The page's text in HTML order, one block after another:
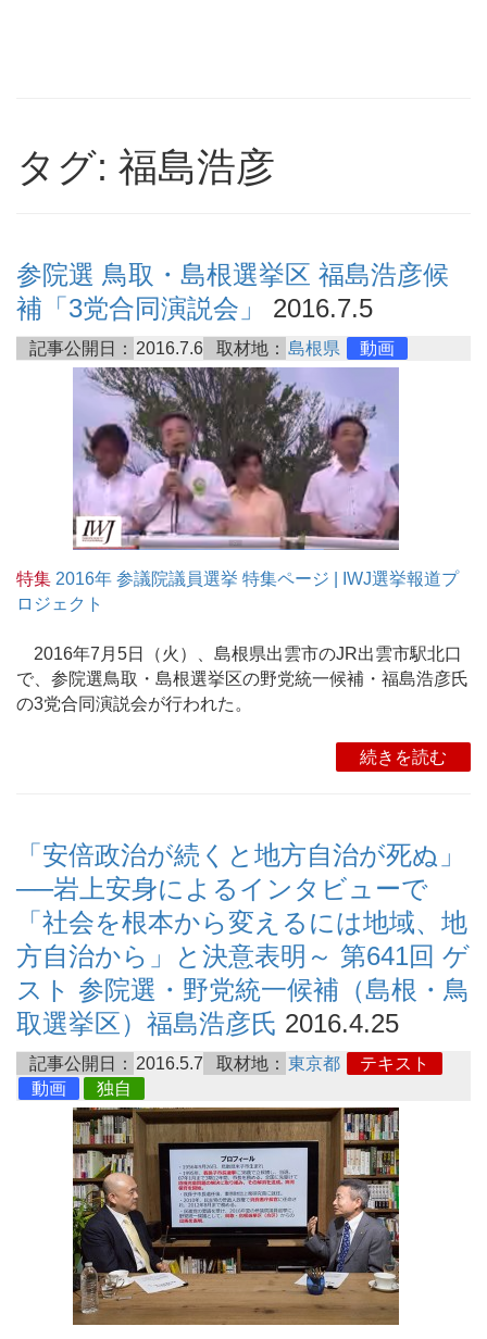
タグ: 福島浩彦
参院選 鳥取・島根選挙区 福島浩彦候
補「3党合同演説会」
2016.7.5
記事公開日： 2016.7.6 取材地： 島根県 動画
特集 2016年 参議院議員選挙 特集ページ | IWJ選挙報道プ
ロジェクト
2016年7月5日（火）、島根県出雲市のJR出雲市駅北口
で、参院選鳥取・島根選挙区の野党統一候補・福島浩彦氏
の3党合同演説会が行われた。
続きを読む
「安倍政治が続くと地方自治が死ぬ」
──岩上安身によるインタビューで
「社会を根本から変えるには地域、地
方自治から」と決意表明～ 第641回 ゲ
スト 参院選・野党統一候補（島根・鳥
取選挙区）福島浩彦氏 2016.4.25
記事公開日： 2016.5.7 取材地： 東京都
テキスト
動画
独自